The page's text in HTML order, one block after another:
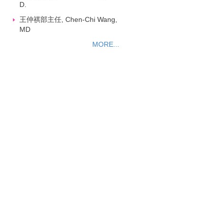
D.
王仲祺部主任, Chen-Chi Wang,
MD
MORE...